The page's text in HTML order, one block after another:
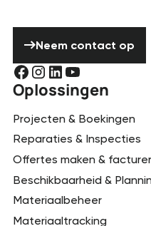
Neem contact op
Oplossingen
Projecten & Boekingen
Reparaties & Inspecties
Offertes maken &
Beschikbaarheid &
Materiaalbeheer
Materiaaltracking